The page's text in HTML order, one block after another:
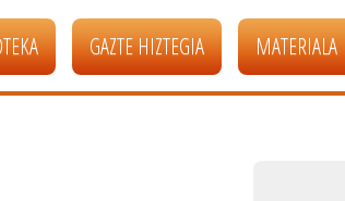
GAZTE HIZTEGIA MATERIALA